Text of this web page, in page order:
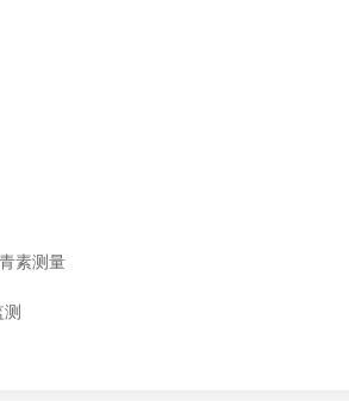
素测量